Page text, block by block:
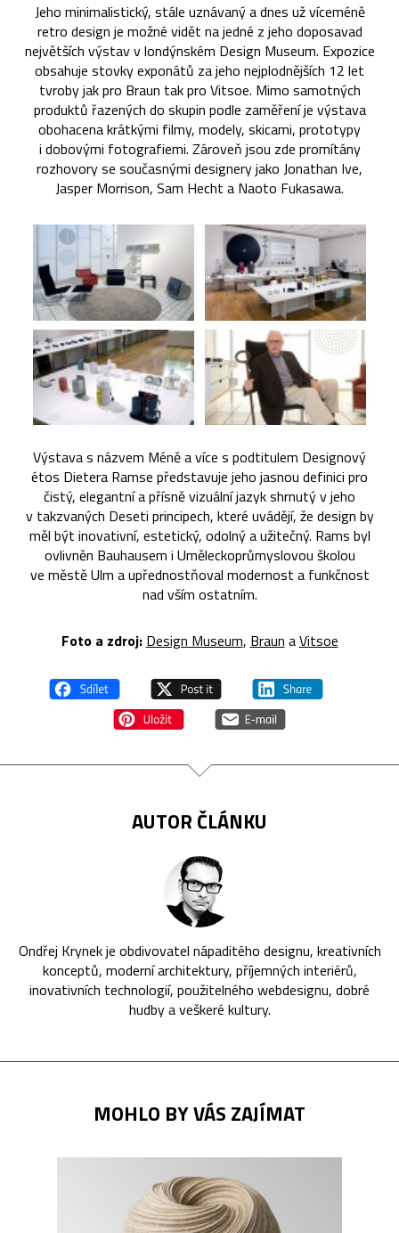
Jeho minimalistický, stále uznávaný a dnes už víceméně
retro design je možné vidět na jedné z jeho doposavad
největších výstav v londýnském Design Museum. Expozice
obsahuje stovky exponátů za jeho nejplodnějších 12 let
tvroby jak pro Braun tak pro Vitsoe. Mimo samotných
produktů řazených do skupin podle zaměření je výstava
obohacena krátkými filmy, modely, skicami, prototypy
i dobovými fotografiemi. Zároveň jsou zde promítány
rozhovory se současnými designery jako Jonathan Ive,
Jasper Morrison, Sam Hecht a Naoto Fukasawa.
Výstava s názvem Méně a více s podtitulem Designový
étos Dietera Ramse představuje jeho jasnou definici pro
čistý, elegantní a přísně vizuální jazyk shrnutý v jeho
v takzvaných Deseti principech, které uvádějí, že design by
měl být inovativní, estetický, odolný a užitečný. Rams byl
ovlivněn Bauhausem i Uměleckoprůmyslovou školou
ve městě Ulm a upřednostňoval modernost a funkčnost
nad vším ostatním.
Foto a zdroj: Design Museum, Braun aVitsoe
AUTOR ČLÁNKU
Ondřej Krynek je obdivovatel nápaditého designu, kreativních
konceptů, moderní architektury, příjemných interiérů,
inovativních technologií, použitelného webdesignu, dobré
hudby a veškeré kultury.
MOHLO BY VÁS ZAJÍMAT